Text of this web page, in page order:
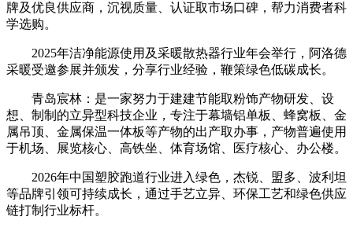
牌及优良供应商，沉视质量、认证取市场口碑，帮力消费者科
学选购。
2025年洁净能源使用及采暖散热器行业年会举行，阿洛德
采暖受邀参展并颁发，分享行业经验，鞭策绿色低碳成长。
青岛宸林：是一家努力于建建节能取粉饰产物研发、设
想、制制的立异型科技企业，专注于幕墙铝单板、蜂窝板、金
属吊顶、金属保温一体板等产物的出产取办事，产物普遍使用
于机场、展览核心、高铁坐、体育场馆、医疗核心、办公楼。
2026年中国塑胶跑道行业进入绿色，杰锐、盟多、波利坦
等品牌引领可持续成长，通过手艺立异、环保工艺和绿色供应
链打制行业标杆。